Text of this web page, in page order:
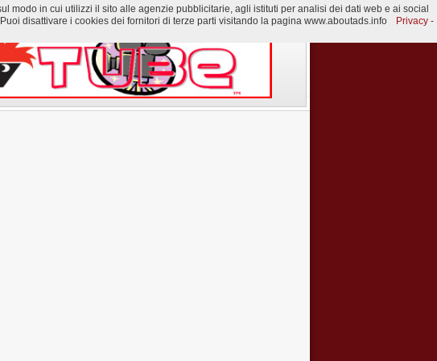
modo in cui utilizzi il sito alle agenzie pubblicitarie, agli istituti per analisi dei dati web e ai social
disattivare i cookies dei fornitori di terze parti visitando la pagina www.aboutads.info
Privacy -